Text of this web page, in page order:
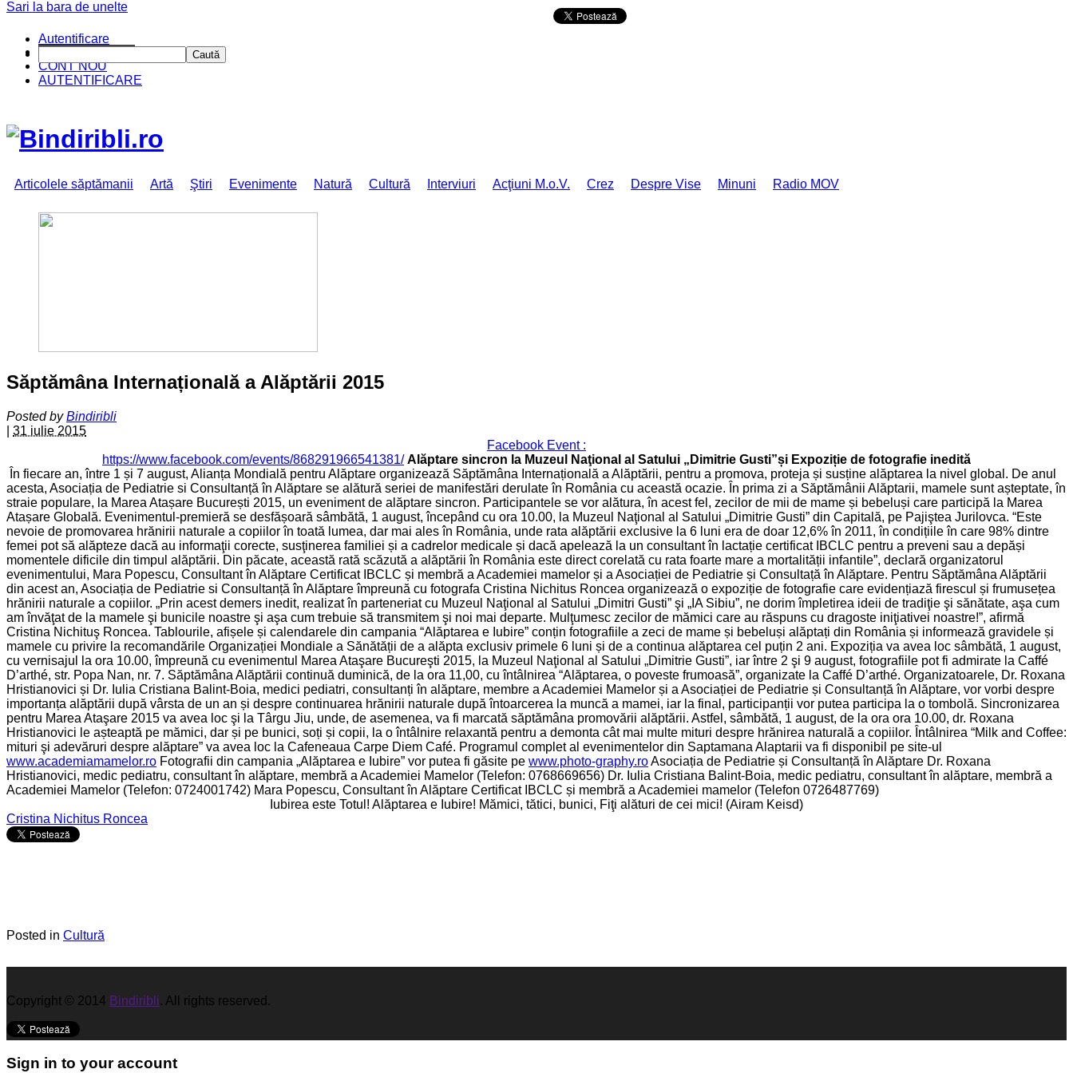
CINE SUNTEM?
CONT NOU
AUTENTIFICARE
Articolele săptămanii Artă Ştiri Evenimente Natură Cultură Interviuri Acţiuni M.o.V. Crez Despre Vise Minuni Radio MOV
Săptămâna Internațională a Alăptării 2015
Posted byBindiribli
31 iulie 2015
Facebook Event :
https://www.facebook.com/events/868291966541381/ Alăptare sincron la Muzeul Naţional al Satului „Dimitrie Gusti”și Expoziție de fotografie inedită
În fiecare an, între 1 și 7 august, Alianța Mondială pentru Alăptare organizează Săptămâna Internațională a Alăptării, pentru a promova, proteja și susține alăptarea la nivel global. De anul
acesta, Asociația de Pediatrie si Consultanță în Alăptare se alătură seriei de manifestări derulate în România cu această ocazie. În prima zi a Săptămânii Alăptarii, mamele sunt așteptate, în
straie populare, la Marea Atașare București 2015, un eveniment de alăptare sincron. Participantele se vor alătura, în acest fel, zecilor de mii de mame și bebeluși care participă la Marea
Atașare Globală. Evenimentul-premieră se desfășoară sâmbătă, 1 august, începând cu ora 10.00, la Muzeul Naţional al Satului „Dimitrie Gusti” din Capitală, pe Pajiştea Jurilovca. “Este
nevoie de promovarea hrănirii naturale a copiilor în toată lumea, dar mai ales în România, unde rata alăptării exclusive la 6 luni era de doar 12,6% în 2011, în condițiile în care 98% dintre
femei pot să alăpteze dacă au informaţii corecte, susţinerea familiei și a cadrelor medicale și dacă apelează la un consultant în lactație certificat IBCLC pentru a preveni sau a depăși
momentele dificile din timpul alăptării. Din păcate, această rată scăzută a alăptării în România este direct corelată cu rata foarte mare a mortalității infantile”, declară organizatorul
evenimentului, Mara Popescu, Consultant în Alăptare Certificat IBCLC și membră a Academiei mamelor și a Asociației de Pediatrie și Consultață în Alăptare. Pentru Săptămâna Alăptării
din acest an, Asociația de Pediatrie si Consultanță în Alăptare împreună cu fotografa Cristina Nichitus Roncea organizează o expoziție de fotografie care evidențiază firescul și frumusețea
hrănirii naturale a copiilor. „Prin acest demers inedit, realizat în parteneriat cu Muzeul Naţional al Satului „Dimitri Gusti” şi „IA Sibiu”, ne dorim împletirea ideii de tradiţie şi sănătate, aşa cum
am învăţat de la mamele şi bunicile noastre şi aşa cum trebuie să transmitem şi noi mai departe. Mulţumesc zecilor de mămici care au răspuns cu dragoste iniţiativei noastre!”, afirmă
Cristina Nichituş Roncea. Tablourile, afișele și calendarele din campania “Alăptarea e Iubire” conțin fotografiile a zeci de mame și bebeluși alăptați din România și informează gravidele și
mamele cu privire la recomandările Organizației Mondiale a Sănătății de a alăpta exclusiv primele 6 luni și de a continua alăptarea cel puțin 2 ani. Expoziția va avea loc sâmbătă, 1 august,
cu vernisajul la ora 10.00, împreună cu evenimentul Marea Ataşare Bucureşti 2015, la Muzeul Naţional al Satului „Dimitrie Gusti”, iar între 2 şi 9 august, fotografiile pot fi admirate la Caffé
D’arthé, str. Popa Nan, nr. 7. Săptămâna Alăptării continuă duminică, de la ora 11,00, cu întâlnirea “Alăptarea, o poveste frumoasă”, organizate la Caffé D’arthé. Organizatoarele, Dr. Roxana
Hristianovici și Dr. Iulia Cristiana Balint-Boia, medici pediatri, consultanți în alăptare, membre a Academiei Mamelor și a Asociației de Pediatrie și Consultanță în Alăptare, vor vorbi despre
importanța alăptării după vârsta de un an și despre continuarea hrănirii naturale după întoarcerea la muncă a mamei, iar la final, participanții vor putea participa la o tombolă. Sincronizarea
pentru Marea Ataşare 2015 va avea loc şi la Târgu Jiu, unde, de asemenea, va fi marcată săptămâna promovării alăptării. Astfel, sâmbătă, 1 august, de la ora ora 10.00, dr. Roxana
Hristianovici le așteaptă pe mămici, dar și pe bunici, soți și copii, la o întâlnire relaxantă pentru a demonta cât mai multe mituri despre hrănirea naturală a copiilor. Întâlnirea “Milk and Coffee:
mituri şi adevăruri despre alăptare” va avea loc la Cafeneaua Carpe Diem Café. Programul complet al evenimentelor din Saptamana Alaptarii va fi disponibil pe site-ul
www.academiamamelor.ro Fotografii din campania „Alăptarea e Iubire” vor putea fi găsite pe www.photo-graphy.roAsociația de Pediatrie și Consultanță în Alăptare Dr. Roxana
Hristianovici, medic pediatru, consultant în alăptare, membră a Academiei Mamelor (Telefon: 0768669656) Dr. Iulia Cristiana Balint-Boia, medic pediatru, consultant în alăptare, membră a
Academiei Mamelor (Telefon: 0724001742) Mara Popescu, Consultant în Alăptare Certificat IBCLC și membră a Academiei mamelor (Telefon 0726487769)
Iubirea este Totul! Alăptarea e Iubire! Mămici, tătici, bunici, Fiţi alături de cei mici! (Airam Keisd)
Cristina Nichitus Roncea
Posted in Cultură
Copyright © 2014 Bindiribli. All rights reserved.
Sign in to your account
Sari la bara de unelte
Autentificare
Caută